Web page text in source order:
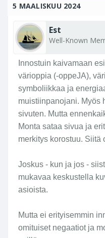
5 MAALISKUU 2024
Est
Well-Known
Innostuin kaivamaan
värioppia (-oppeJA),
symboliikkaa ja
muistiinpanojani. Myös
sivuten. Mutta
Monta sataa sivua ja
merkitys korostuu. Siitä
Joskus - kun ja jos -
mukavaa keskustella
asioista.
Mutta ei erityisemmin
omituiset negaatiot ja